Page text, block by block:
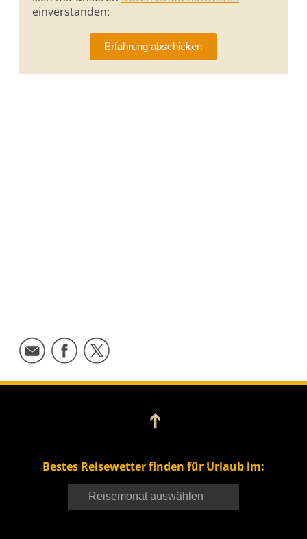
einverstanden:
➔
Bestes Reisewetter finden für Urlaub im: